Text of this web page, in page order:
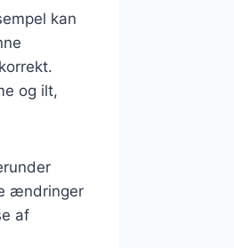
kan
og ilt,
ændringer
af